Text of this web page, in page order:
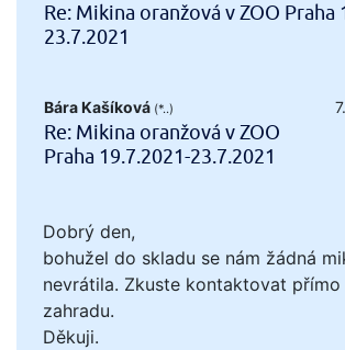
Re: Mikina oranžová v ZOO Praha
23.7.2021
Bára Kašíková (*..)
Re: Mikina oranžová v ZOO
Praha 19.7.2021-23.7.2021
Dobrý den,
bohužel do skladu se nám žádná
nevrátila. Zkuste kontaktovat
zahradu.
Děkuji.